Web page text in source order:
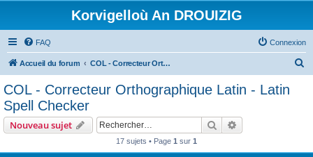
Korvigelloù An DROUIZIG
FAQ Connexion
Accueil du forum COL - Correcteur Orthographique Latin - Latin Spell Checker
COL - Correcteur Orthographique Latin - Latin
Spell Checker
Nouveau sujet Rechercher
17 sujets • Page 1 sur 1